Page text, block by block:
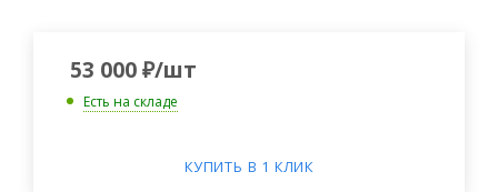
53 000₽/шт
Есть на складе
КУПИТЬ В 1 КЛИК